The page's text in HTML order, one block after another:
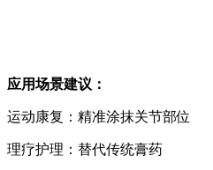
应用场景建议：
运动康复：精准涂抹关节部位
理疗护理：替代传统膏药